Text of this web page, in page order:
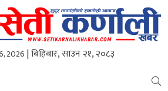
2026 | बिहिबार, साउन २१, २०८३